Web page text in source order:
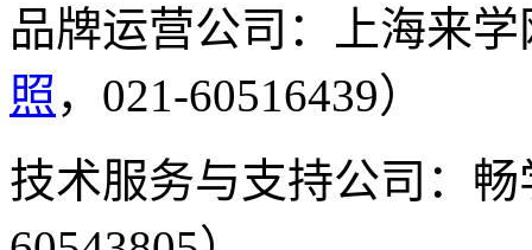
品牌运营公司：上海来
照 ，021-60516439）
技术服务与支持公司：